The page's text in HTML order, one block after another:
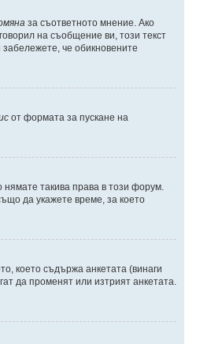
за съответното мнение. Ако
на съобщение ви, този текст
че обикновените
от формата за пускане на
такива права в този форум.
да укажете време, за което
което съдържа анкетата (винаги
да променят или изтрият анкетата.